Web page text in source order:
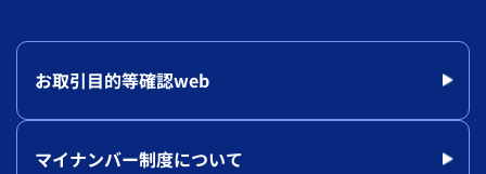
お取引目的等確認web
マイナンバー制度について